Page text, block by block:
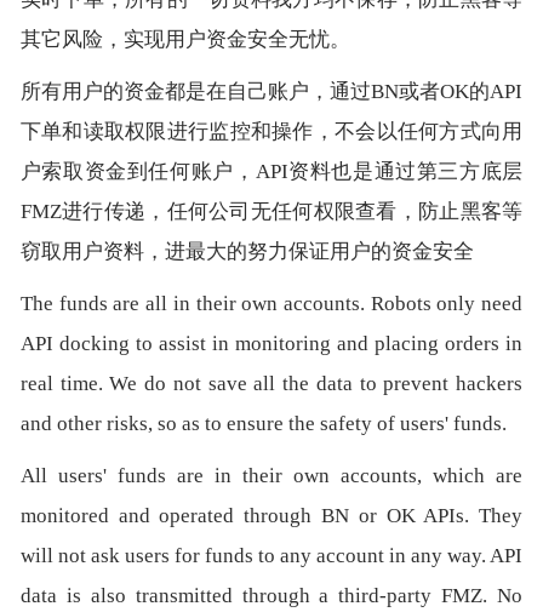
其它风险，实现用户资金安全无忧。
所有用户的资金都是在自己账户，通过BN或者OK的API
下单和读取权限进行监控和操作，不会以任何方式向用
户索取资金到任何账户，API资料也是通过第三方底层
FMZ进行传递，任何公司无任何权限查看，防止黑客等
窃取用户资料，进最大的努力保证用户的资金安全
The funds are all in their own accounts. Robots only need
API docking to assist in monitoring and placing orders in
real time. We do not save all the data to prevent hackers
and other risks, so as to ensure the safety of users' funds.
All users' funds are in their own accounts, which are
monitored and operated through BN or OK APIs. They
will not ask users for funds to any account in any way. API
data is also transmitted through a third-party FMZ. No